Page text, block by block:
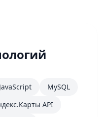
JavaScript
MySQL
API